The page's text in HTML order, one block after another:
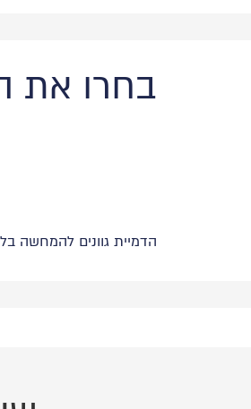
בחרו את
הדמיית גוונים להמחשה